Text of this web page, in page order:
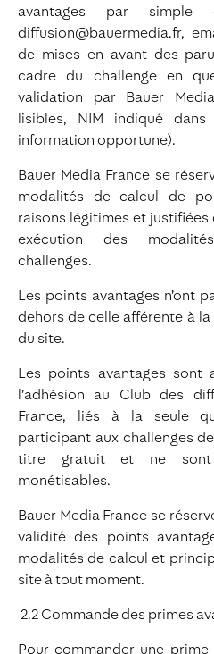
avantages par
diffusion@bauermedia.fr,
de mises en avant des
cadre du challenge en
validation par Bauer
lisibles, NIM indiqué
information opportune).
Bauer Media France se
modalités de calcul de
raisons légitimes et
exécution des
challenges.
Les points avantages n’ont
dehors de celle afférente à
du site.
Les points avantages sont
l’adhésion au Club des
France, liés à la seule
participant aux challenges
titre gratuit et ne sont
monétisables.
Bauer Media France se
validité des points
modalités de calcul et
site à tout moment.
2.2 Commande des primes
Pour commander une prime